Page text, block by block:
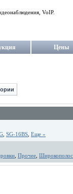
VoIP.
Цены
SG-16BS Еще »
Прочее